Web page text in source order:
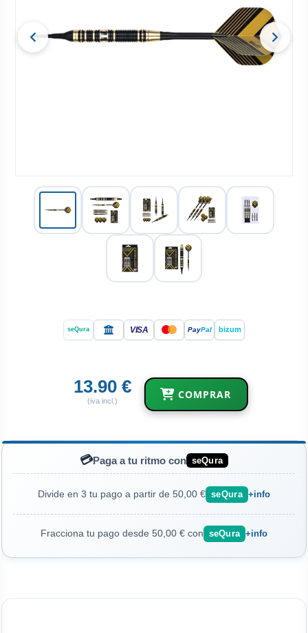
seQura VISA PayPal bizum
13.90 €
(iva incl.) COMPRAR
💳Paga a tu ritmo con seQura
Divide en 3 tu pago a partir de 50,00 € seQura +info
Fracciona tu pago desde 50,00 € con seQura +info